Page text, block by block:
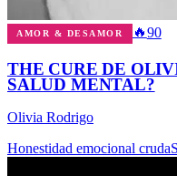
AMOR & DESAMOR 🔥90
THE CURE DE
SALUD MENTAL?
Olivia Rodrigo
Honestidad emocional cruda